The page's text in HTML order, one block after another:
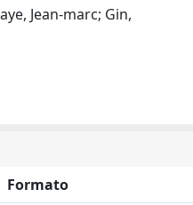
Jean‐marc; Gin,
Formato